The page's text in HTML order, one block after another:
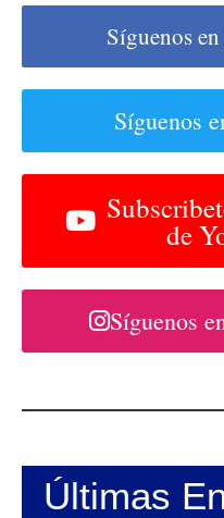
Síguenos
Síguenos
de
Síguenos
Últimas